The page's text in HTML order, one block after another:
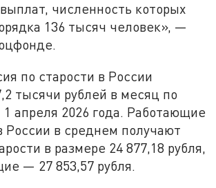
численность которых
136 тысяч человек», —
по старости в России
тысячи рублей в месяц по
апреля 2026 года. Работающие
России в среднем получают
в размере 24 877,18 рубля,
— 27 853,57 рубля.